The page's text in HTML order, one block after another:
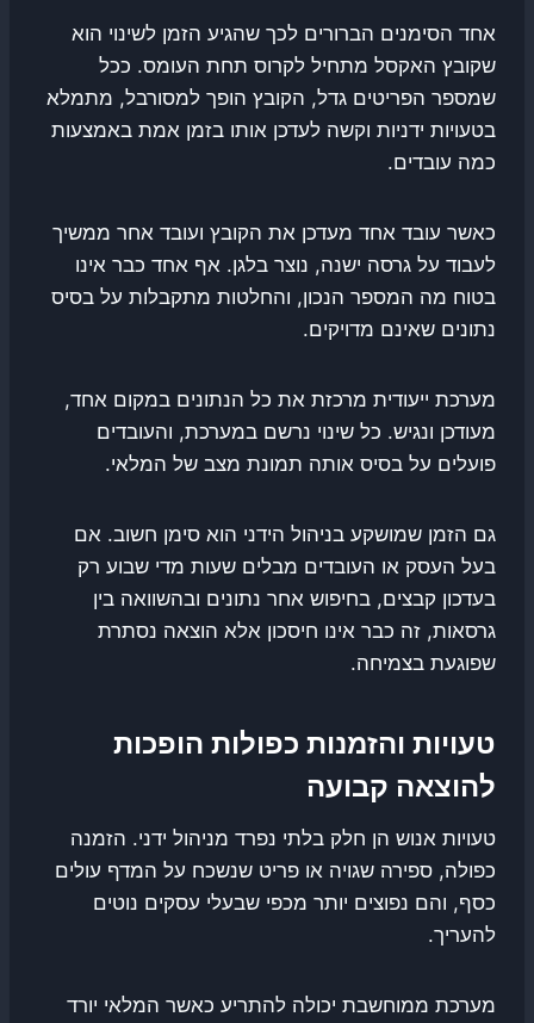
אחד הסימנים הברורים לכך שהגיע הזמן לשינוי הוא
שקובץ האקסל מתחיל לקרוס תחת העומס. ככל
שמספר הפריטים גדל, הקובץ הופך למסורבל, מתמלא
בטעויות ידניות וקשה לעדכן אותו בזמן אמת באמצעות
כמה עובדים.
כאשר עובד אחד מעדכן את הקובץ ועובד אחר ממשיך
לעבוד על גרסה ישנה, נוצר בלגן. אף אחד כבר אינו
בטוח מה המספר הנכון, והחלטות מתקבלות על בסיס
נתונים שאינם מדויקים.
מערכת ייעודית מרכזת את כל הנתונים במקום אחד,
מעודכן ונגיש. כל שינוי נרשם במערכת, והעובדים
פועלים על בסיס אותה תמונת מצב של המלאי.
גם הזמן שמושקע בניהול הידני הוא סימן חשוב. אם
בעל העסק או העובדים מבלים שעות מדי שבוע רק
בעדכון קבצים, בחיפוש אחר נתונים ובהשוואה בין
גרסאות, זה כבר אינו חיסכון אלא הוצאה נסתרת
שפוגעת בצמיחה.
טעויות והזמנות כפולות הופכות
להוצאה קבועה
טעויות אנוש הן חלק בלתי נפרד מניהול ידני. הזמנה
כפולה, ספירה שגויה או פריט שנשכח על המדף עולים
כסף, והם נפוצים יותר מכפי שבעלי עסקים נוטים
להעריך.
מערכת ממוחשבת יכולה להתריע כאשר המלאי יורד